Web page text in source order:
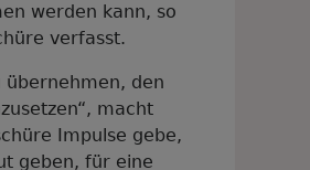
werden kann, so
verfasst.
übernehmen, den
macht
Impulse gebe,
geben, für eine